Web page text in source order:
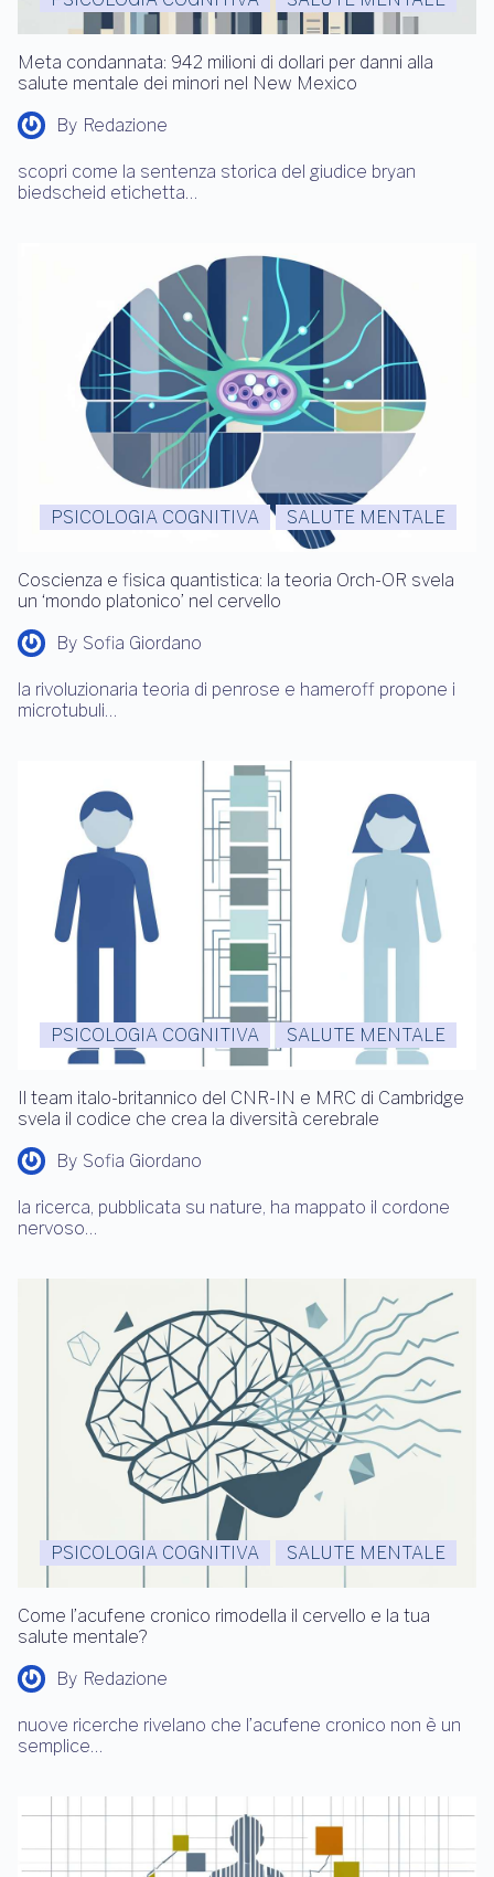
Meta condannata: 942 milioni di dollari per danni alla
salute mentale dei minori nel New Mexico
By Redazione
scopri come la sentenza storica del giudice bryan
biedscheid etichetta…
PSICOLOGIA COGNITIVA SALUTE MENTALE
Coscienza e fisica quantistica: la teoria Orch-OR svela
un ‘mondo platonico’ nel cervello
By Sofia Giordano
la rivoluzionaria teoria di penrose e hameroff propone i
microtubuli…
PSICOLOGIA COGNITIVA SALUTE MENTALE
Il team italo-britannico del CNR-IN e MRC di Cambridge
svela il codice che crea la diversità cerebrale
By Sofia Giordano
la ricerca, pubblicata su nature, ha mappato il cordone
nervoso…
PSICOLOGIA COGNITIVA SALUTE MENTALE
Come l’acufene cronico rimodella il cervello e la tua
salute mentale?
By Redazione
nuove ricerche rivelano che l’acufene cronico non è un
semplice…